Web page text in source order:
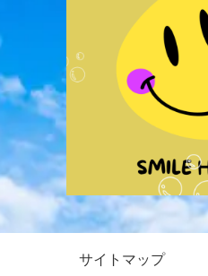
サイトマップ